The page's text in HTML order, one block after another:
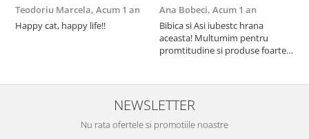
Teodoriu Marcela, Acum 1 an
Happy cat, happy life!!
Ana Bobeci, Acum 1 an
Bibica si Asi iubestc hrana
aceasta! Multumim pentru
promtitudine si produse foarte
NEWSLETTER
Nu rata ofertele si promotiile noastre